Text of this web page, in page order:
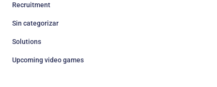
Recruitment
Sin categorizar
Solutions
Upcoming video games